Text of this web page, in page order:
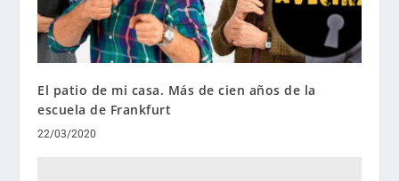
El patio de mi casa. Más de cien años de la
escuela de Frankfurt
22/03/2020